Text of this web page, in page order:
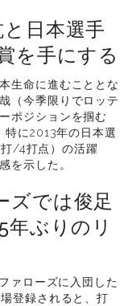
日本選手
を手にする
生命に進むこととな
（今季限りでロッテ
ポジションを掴む
特に2013年の日本選
/4打点）の活躍
を示した。
ズでは俊足
年ぶりのリ
ァローズに入団した
登録されると、打